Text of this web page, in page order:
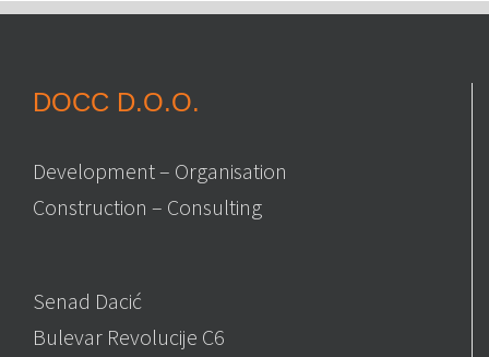
DOCC D.O.O.
Development – Organisation
Construction – Consulting
Senad Dacić
Bulevar Revolucije C6